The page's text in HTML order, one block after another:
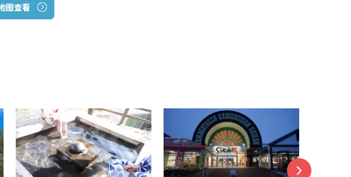
图查看